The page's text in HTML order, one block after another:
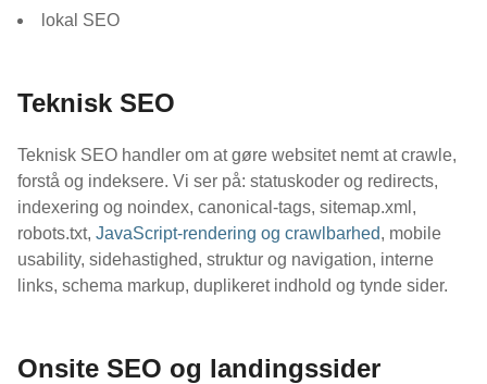
lokal SEO
Teknisk SEO
Teknisk SEO handler om at gøre websitet nemt at crawle,
forstå og indeksere. Vi ser på: statuskoder og redirects,
indexering og noindex, canonical-tags, sitemap.xml,
robots.txt, JavaScript-rendering og crawlbarhed, mobile
usability, sidehastighed, struktur og navigation, interne
links, schema markup, duplikeret indhold og tynde sider.
Onsite SEO og landingssider